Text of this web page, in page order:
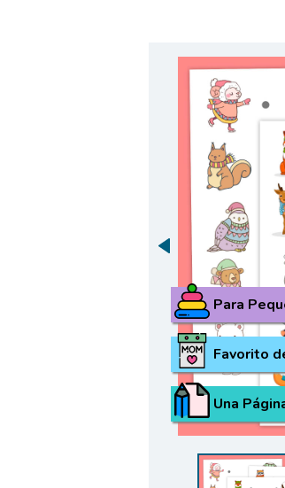
Una
Favorito
Para